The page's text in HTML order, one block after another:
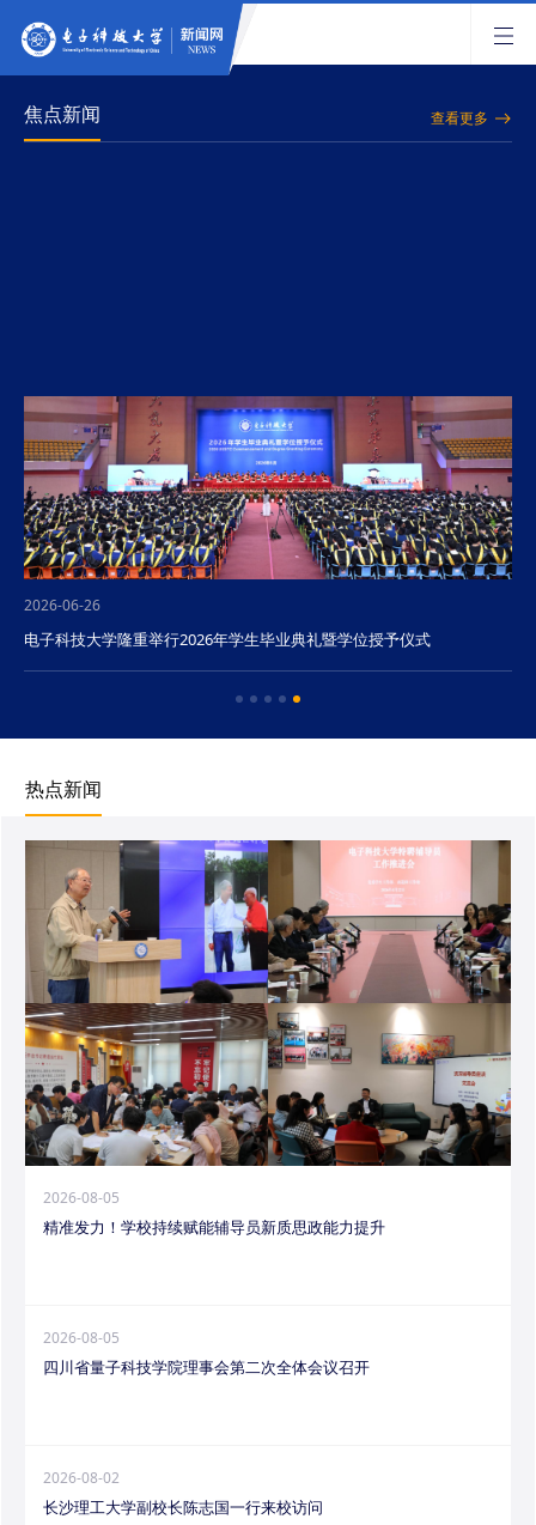
焦点新闻 查看更多
2026-06-26
电子科技大学隆重举行2026年学生毕业典礼暨学位授予仪式
热点新闻
2026-08-05
精准发力！学校持续赋能辅导员新质思政能力提升
2026-08-05
四川省量子科技学院理事会第二次全体会议召开
2026-08-02
长沙理工大学副校长陈志国一行来校访问